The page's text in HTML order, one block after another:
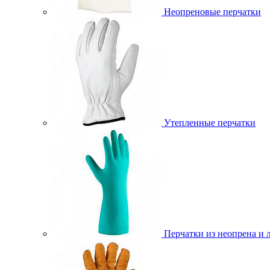
Неопреновые перчатки
Утепленные перчатки
Перчатки из неопрена и